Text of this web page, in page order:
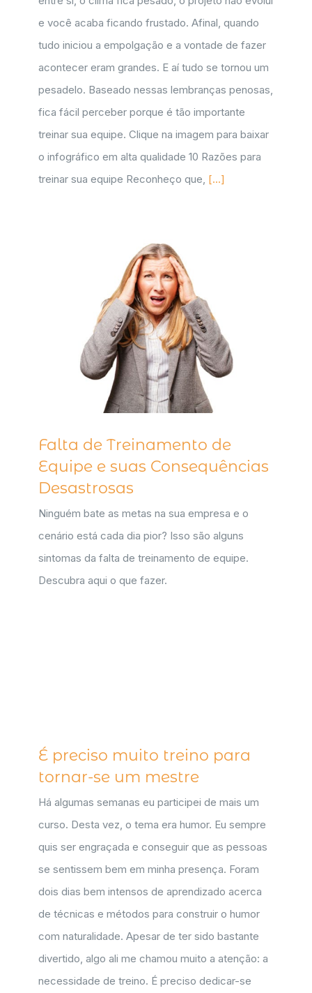
e você acaba ficando frustado. Afinal, quando
tudo iniciou a empolgação e a vontade de fazer
acontecer eram grandes. E aí tudo se tornou um
pesadelo. Baseado nessas lembranças penosas,
fica fácil perceber porque é tão importante
treinar sua equipe. Clique na imagem para baixar
o infográfico em alta qualidade 10 Razões para
treinar sua equipe Reconheço que, [...]
Falta de Treinamento de
Equipe e suas Consequências
Desastrosas
Ninguém bate as metas na sua empresa e o
cenário está cada dia pior? Isso são alguns
sintomas da falta de treinamento de equipe.
Descubra aqui o que fazer.
É preciso muito treino para
tornar-se um mestre
Há algumas semanas eu participei de mais um
curso. Desta vez, o tema era humor. Eu sempre
quis ser engraçada e conseguir que as pessoas
se sentissem bem em minha presença. Foram
dois dias bem intensos de aprendizado acerca
de técnicas e métodos para construir o humor
com naturalidade. Apesar de ter sido bastante
divertido, algo ali me chamou muito a atenção: a
necessidade de treino. É preciso dedicar-se